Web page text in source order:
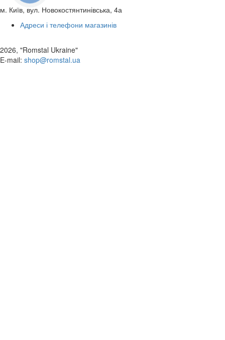
м. Київ, вул. Новокостянтинівська, 4а
Адреси і телефони магазинів
2026, "Romstal Ukraine"
​E-mail: shop@romstal.ua